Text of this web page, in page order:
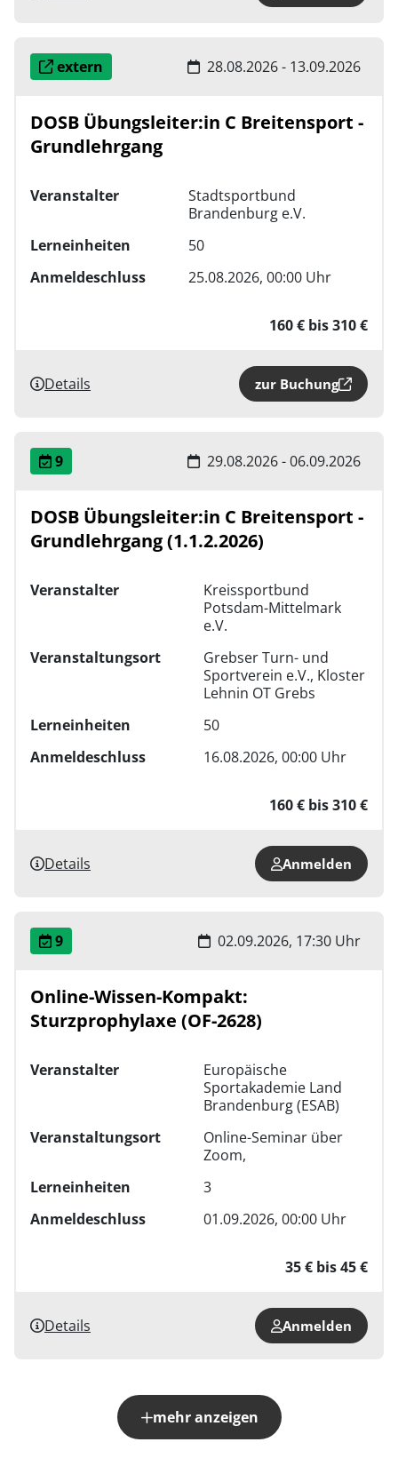
extern 28.08.2026 - 13.09.2026
DOSB Übungsleiter:in C Breitensport -
Grundlehrgang
Veranstalter
Stadtsportbund
Brandenburg e.V.
Lerneinheiten
50
Anmeldeschluss
25.08.2026, 00:00 Uhr
160 € bis 310 €
Details zur Buchung
9 29.08.2026 - 06.09.2026
DOSB Übungsleiter:in C Breitensport -
Grundlehrgang (1.1.2.2026)
Veranstalter
Kreissportbund
Potsdam-Mittelmark
e.V.
Veranstaltungsort
Grebser Turn- und
Sportverein e.V., Kloster
Lehnin OT Grebs
Lerneinheiten
50
Anmeldeschluss
16.08.2026, 00:00 Uhr
160 € bis 310 €
Details Anmelden
9 02.09.2026, 17:30 Uhr
Online-Wissen-Kompakt:
Sturzprophylaxe (OF-2628)
Veranstalter
Europäische
Sportakademie Land
Brandenburg (ESAB)
Veranstaltungsort
Online-Seminar über
Zoom,
Lerneinheiten
3
Anmeldeschluss
01.09.2026, 00:00 Uhr
35 € bis 45 €
Details Anmelden
mehr anzeigen